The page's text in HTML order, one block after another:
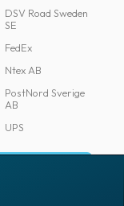
DSV Road Sweden
SE
FedEx
Ntex AB
PostNord Sverige
AB
UPS